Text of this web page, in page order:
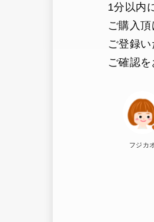
1分以内
ご購入
ご登録
ご確認を
フジカ